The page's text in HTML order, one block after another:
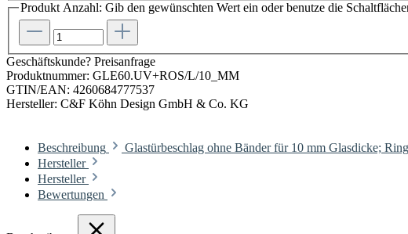
Produkt Anzahl: Gib den gewünschten Wert ein oder benutze die
Geschäftskunde? Preisanfrage
Produktnummer: GLE60.UV+ROS/L/10_MM
GTIN/EAN: 4260684777537
Hersteller: C&F Köhn Design GmbH & Co. KG
Beschreibung Glastürbeschlag ohne Bänder für 10 mm Glasdicke;
Hersteller
Hersteller
Bewertungen